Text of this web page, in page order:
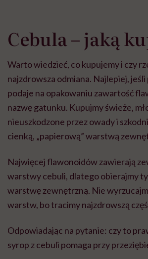
Cebula – jaką
Warto wiedzieć, co kupujemy i czy
najzdrowsza odmiana. Najlepiej,
podaje na opakowaniu zawartość
nazwę gatunku. Kupujmy świeże,
nieuszkodzone przez owady i
cienką, „papierową” warstwą
Najwięcej flawonoidów zawierają
warstwy cebuli, dlatego obierajmy
warstwę zewnętrzną. Nie
warstw, bo tracimy najzdrowszą
Odpowiadając na pytanie: czy to
syrop z cebuli pomaga przy